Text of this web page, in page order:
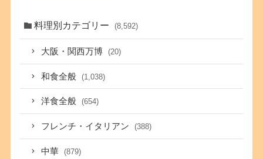
料理別カテゴリー (8,592)
大阪・関西万博 (20)
和食全般 (1,038)
洋食全般 (654)
フレンチ・イタリアン (388)
中華 (879)